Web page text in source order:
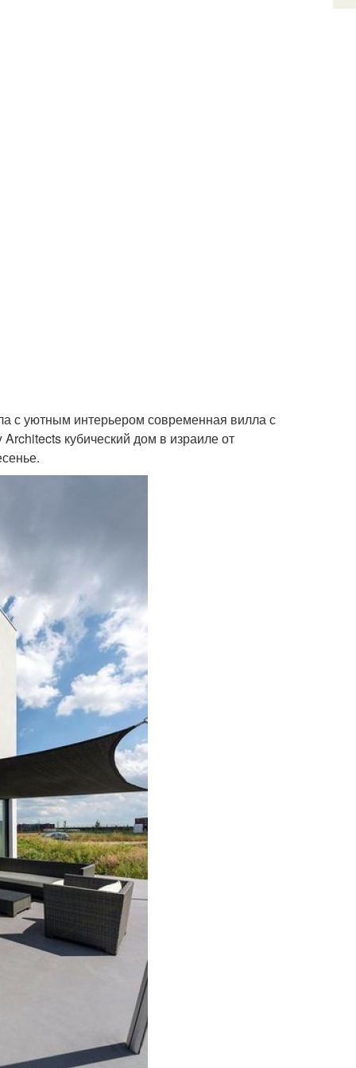
с уютным интерьером современная вилла с
кубический дом в израиле от